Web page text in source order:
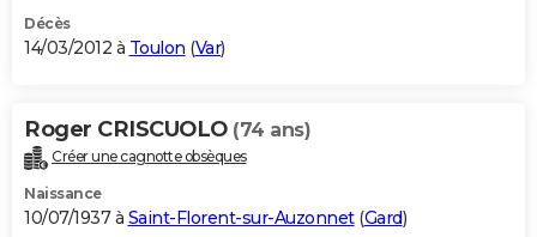
Décès
14/03/2012 à Toulon (Var)
Roger CRISCUOLO (74 ans)
Créer une cagnotte obsèques
Naissance
10/07/1937 à Saint-Florent-sur-Auzonnet(Gard)